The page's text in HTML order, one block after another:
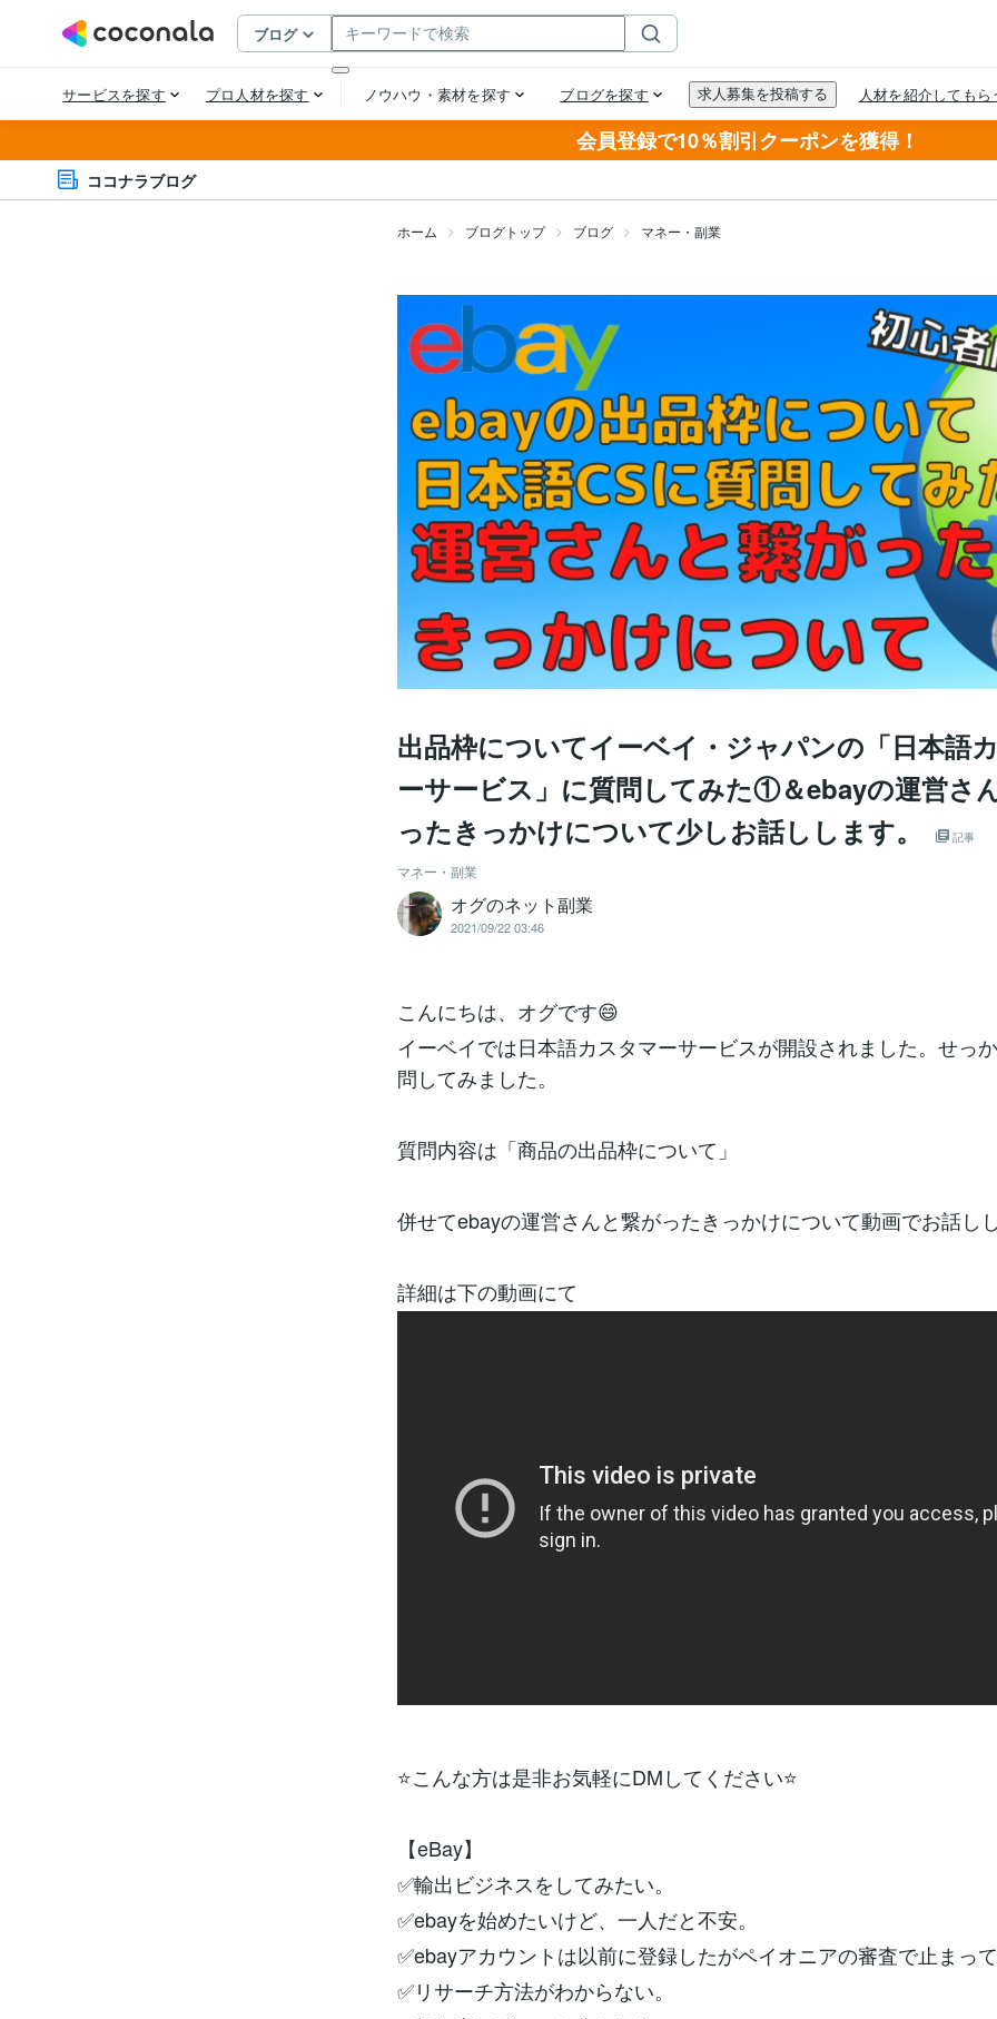
会員登録で10％割引クーポンを獲得！
ココナラブログ
ホーム ブログトップ ブログ マネー・副業
出品枠についてイーベイ・ジャパンの「日本語
ーサービス」に質問してみた①＆ebayの運営さ
ったきっかけについて少しお話しします。
記事
マネー・副業
オグのネット副業
2021/09/22 03:46
こんにちは、オグです😄
イーベイでは日本語カスタマーサービスが開設されました。せっ
問してみました。
質問内容は「商品の出品枠について」
併せてebayの運営さんと繋がったきっかけについて動画でお話し
詳細は下の動画にて
⭐こんな方は是非お気軽にDMしてください⭐
【eBay】
✅輸出ビジネスをしてみたい。
✅ebayを始めたいけど、一人だと不安。
✅ebayアカウントは以前に登録したがペイオニアの審査で止まっ
✅リサーチ方法がわからない。